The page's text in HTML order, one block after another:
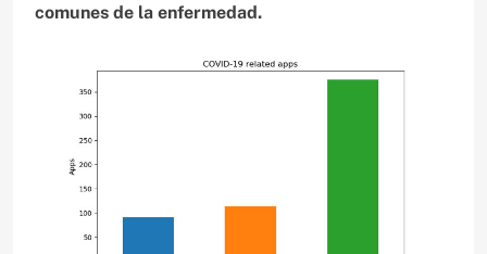
comunes de la enfermedad.